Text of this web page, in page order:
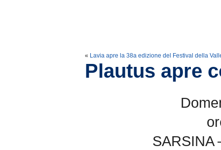
« Lavia apre la 38a edizione del Festival della
Plautus apre
SARSINA